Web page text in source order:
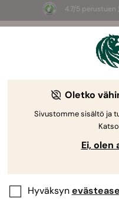
4.7/5 perustuen
valikoiduista
Oletko
Sivustomme sisältö ja
Ei, olen
Hyväksyn